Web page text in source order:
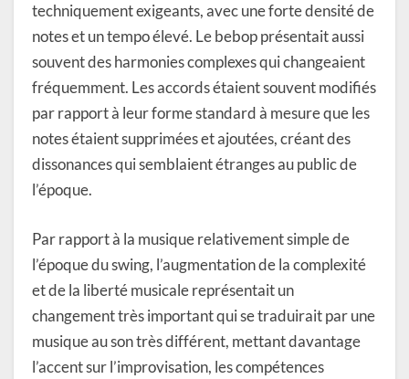
techniquement exigeants, avec une forte densité de
notes et un tempo élevé. Le bebop présentait aussi
souvent des harmonies complexes qui changeaient
fréquemment. Les accords étaient souvent modifiés
par rapport à leur forme standard à mesure que les
notes étaient supprimées et ajoutées, créant des
dissonances qui semblaient étranges au public de
l’époque.
Par rapport à la musique relativement simple de
l’époque du swing, l’augmentation de la complexité
et de la liberté musicale représentait un
changement très important qui se traduirait par une
musique au son très différent, mettant davantage
l’accent sur l’improvisation, les compétences